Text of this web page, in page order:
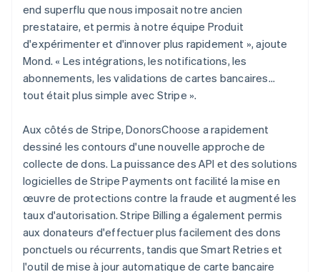
end superflu que nous imposait notre ancien
prestataire, et permis à notre équipe Produit
d'expérimenter et d'innover plus rapidement », ajoute
Mond. « Les intégrations, les notifications, les
abonnements, les validations de cartes bancaires…
tout était plus simple avec Stripe ».
Aux côtés de Stripe, DonorsChoose a rapidement
dessiné les contours d'une nouvelle approche de
collecte de dons. La puissance des API et des solutions
logicielles de Stripe Payments ont facilité la mise en
œuvre de protections contre la fraude et augmenté les
taux d'autorisation. Stripe Billing a également permis
aux donateurs d'effectuer plus facilement des dons
ponctuels ou récurrents, tandis que Smart Retries et
l'outil de mise à jour automatique de carte bancaire